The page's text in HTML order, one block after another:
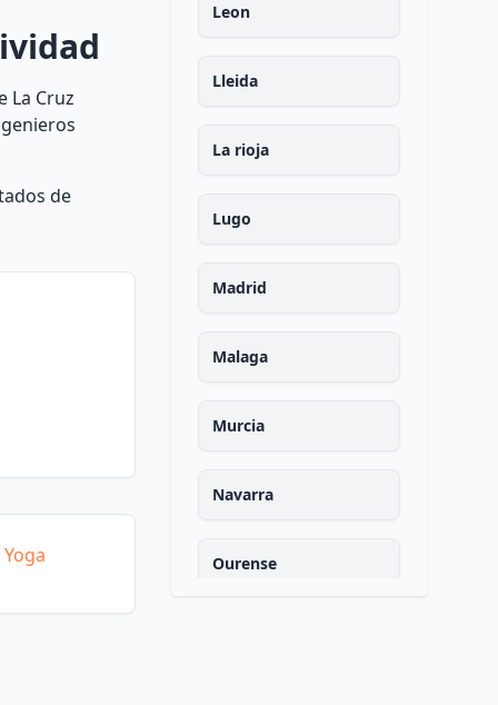
La Cruz
de
Leon
Lleida
La rioja
Lugo
Madrid
Malaga
Murcia
Navarra
Ourense